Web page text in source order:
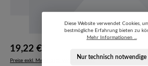
19,22 €*
Preise exkl. MwSt. zzgl. Versandkosten
Diese Website verwendet Cookies,
bestmögliche Erfahrung bieten zu
Mehr Informationen ...
Nur technisch notwendige